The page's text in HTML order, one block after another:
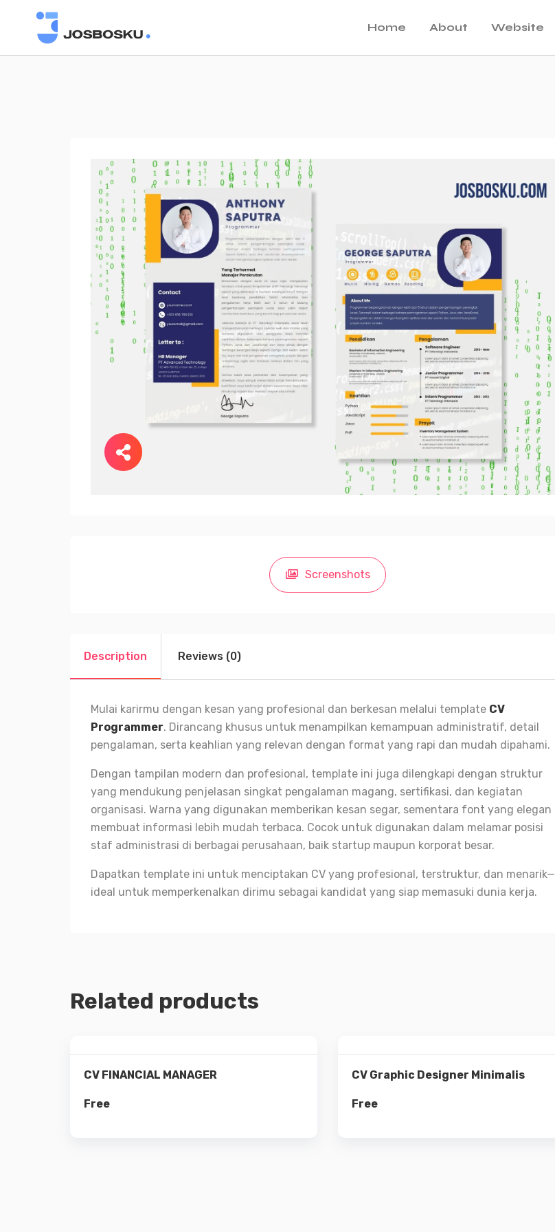
Home About Website
Screenshots
Description Reviews (0)
Mulai karirmu dengan kesan yang profesional dan berkesan melalui template CV
Programmer. Dirancang khusus untuk menampilkan kemampuan administratif, detail
pengalaman, serta keahlian yang relevan dengan format yang rapi dan mudah dipahami.
Dengan tampilan modern dan profesional, template ini juga dilengkapi dengan struktur
yang mendukung penjelasan singkat pengalaman magang, sertifikasi, dan kegiatan
organisasi. Warna yang digunakan memberikan kesan segar, sementara font yang elegan
membuat informasi lebih mudah terbaca. Cocok untuk digunakan dalam melamar posisi
staf administrasi di berbagai perusahaan, baik startup maupun korporat besar.
Dapatkan template ini untuk menciptakan CV yang profesional, terstruktur, dan menarik—
ideal untuk memperkenalkan dirimu sebagai kandidat yang siap memasuki dunia kerja.
Related products
CV FINANCIAL MANAGER
Free
CV Graphic Designer Minimalis
Free